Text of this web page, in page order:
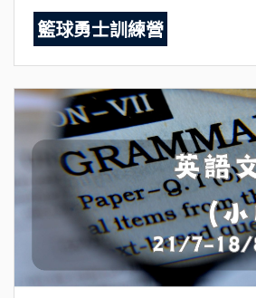
籃球勇士訓練營